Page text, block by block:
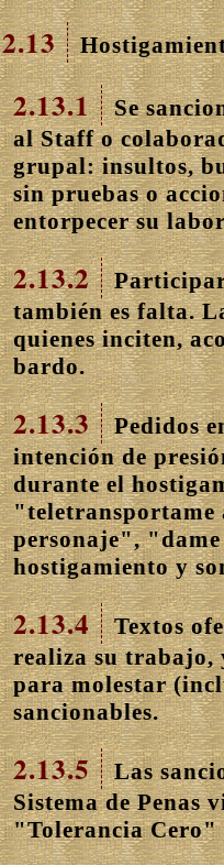
2.13
2.13.1
Se
al Staff o
grupal: insultos,
sin pruebas o
entorpecer su
2.13.2
Participar
también es falta.
quienes inciten,
bardo.
2.13.3
Pedidos
intención de
durante el
"teletransportame
personaje",
hostigamiento y
2.13.4
Textos
realiza su trabajo,
para molestar
sancionables.
2.13.5
Las
Sistema de Penas
"Tolerancia Cero"